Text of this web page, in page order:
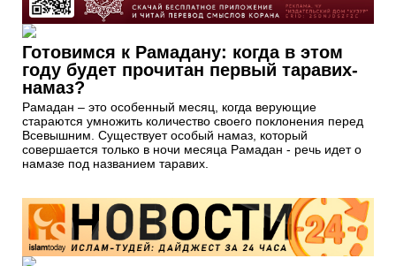
Готовимся к Рамадану: когда в этом
году будет прочитан первый таравих-
намаз?
Рамадан – это особенный месяц, когда верующие
стараются умножить количество своего поклонения перед
Всевышним. Существует особый намаз, который
совершается только в ночи месяца Рамадан - речь идет о
намазе под названием таравих.